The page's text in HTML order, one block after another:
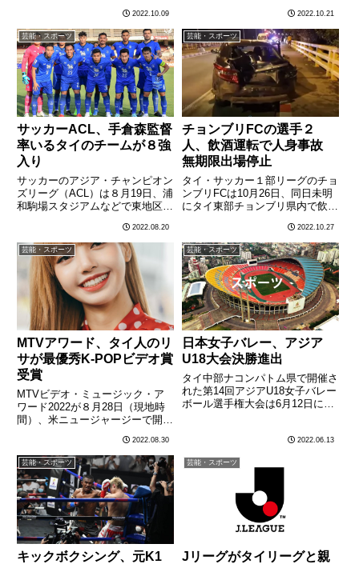
しない場合、タイ政府がタイ国内
の放映権を購入する方針を明らか
にした。同庁によると、
20………
2022.10.09
ンダーで回り単独首位に立ってい
たタイ人のアータヤー・ティティ
クン（19）は１アンダーで回
り、通算10アンダーで順位を
１………
2022.10.21
芸能・スポーツ
サッカーACL、手倉森監督
率いるタイのチームが８強
入り
サッカーのアジア・チャンピオン
ズリーグ（ACL）は８月19日、浦
和駒場スタジアムなどで東地区の
れ、手倉森誠監督（54）率いる
タイのBGパトゥム・ユナイテッ
ドは４ー０で傑志（香港）に完勝
し、準々決勝に進出した。手
倉………
2022.08.20
芸能・スポーツ
チョンブリFCの選手２
人、飲酒運転で人身事故
無期限出場停止
タイ・サッカー１部リーグのチョ
ンブリFCは10月26日、同日未明
にタイ東部チョンブリ県内で飲酒
ウォラウット・スクナー（23）
と、事故現場からウォラウットを
逃走させようとしたとみられる
DFチャルームポン（36）
の………
2022.10.27
芸能・スポーツ
MTVアワード、タイ人のリ
サが最優秀K-POPビデオ賞
受賞
MTVビデオ・ミュージック・ア
ワード2022が８月28日（現地時
間）、米ニュージャージーで開催
プ、BLACKPINK（ブラックピン
ク）に所属するタイ人、リサ（ラ
リサー・マノーバーン）がソロで
最優秀K-POPビデ………
2022.08.30
芸能・スポーツ
日本女子バレー、アジア
U18大会決勝進出
タイ中部ナコンパトム県で開催さ
れた第14回アジアU18女子バレー
ボール選手権大会は6月12日に準
レート（25-11、25-19、26-24）
で勝利をおさめ決勝進出を決め
た。15日に………
2022.06.13
芸能・スポーツ
キックボクシング、元K1
芸能・スポーツ
Jリーグがタイリーグと親